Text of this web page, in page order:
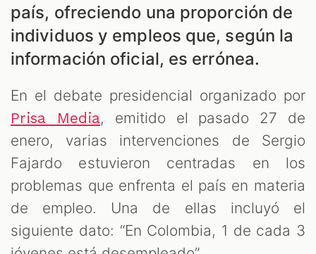
país, ofreciendo una proporción de
individuos y empleos que, según la
información oficial, es errónea.
En el debate presidencial organizado por
Prisa Media, emitido el pasado 27 de
enero, varias intervenciones de Sergio
Fajardo estuvieron centradas en los
problemas que enfrenta el país en materia
de empleo. Una de ellas incluyó el
siguiente dato: “En Colombia, 1 de cada 3